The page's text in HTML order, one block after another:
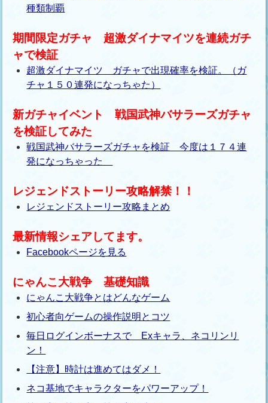
種類制覇
期間限定ガチャ 超激ダイナマイツを連続ガチ
ャで検証
超激ダイナマイツ ガチャで出現確率を検証。（ガ
チャ１５０連発になっちゃた）
新ガチャイベント 戦国武神バサラーズガチャ
を検証してみた
戦国武神バサラーズガチャを検証 今度は１７４連
発になっちゃった
レジェンドストーリー攻略解禁！！
レジェンドストーリー攻略まとめ
最新情報シェアしてます。
Facebookページを見る
にゃんこ大戦争 基礎知識
にゃんこ大戦争とはどんなゲーム
初心者向ゲームの操作説明とコツ
毎日ログインボーナスで Exキャラ、ネコリンリ
ン！
【注意】時計は進めてはダメ！
ネコ基地でキャラクターをパワーアップ！